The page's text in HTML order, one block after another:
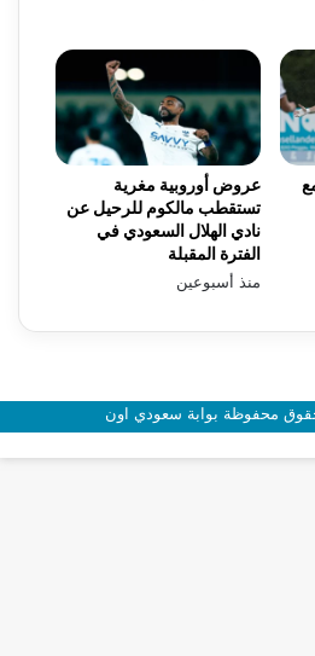
عروض أوروبية مغرية
تستقطب مالكوم للرحيل عن
نادي الهلال السعودي في
الفترة المقبلة
منذ أسبوعين